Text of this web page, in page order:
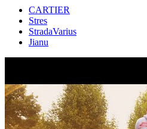
CARTIER
Stres
StradaVarius
Jianu